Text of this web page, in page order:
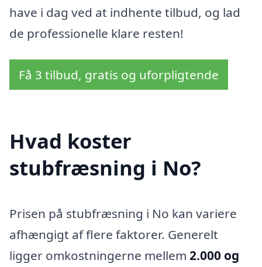
have i dag ved at indhente tilbud, og lad
de professionelle klare resten!
Få 3 tilbud, gratis og uforpligtende
Hvad koster
stubfræsning i No?
Prisen på stubfræsning i No kan variere
afhængigt af flere faktorer. Generelt
ligger omkostningerne mellem 2.000 og